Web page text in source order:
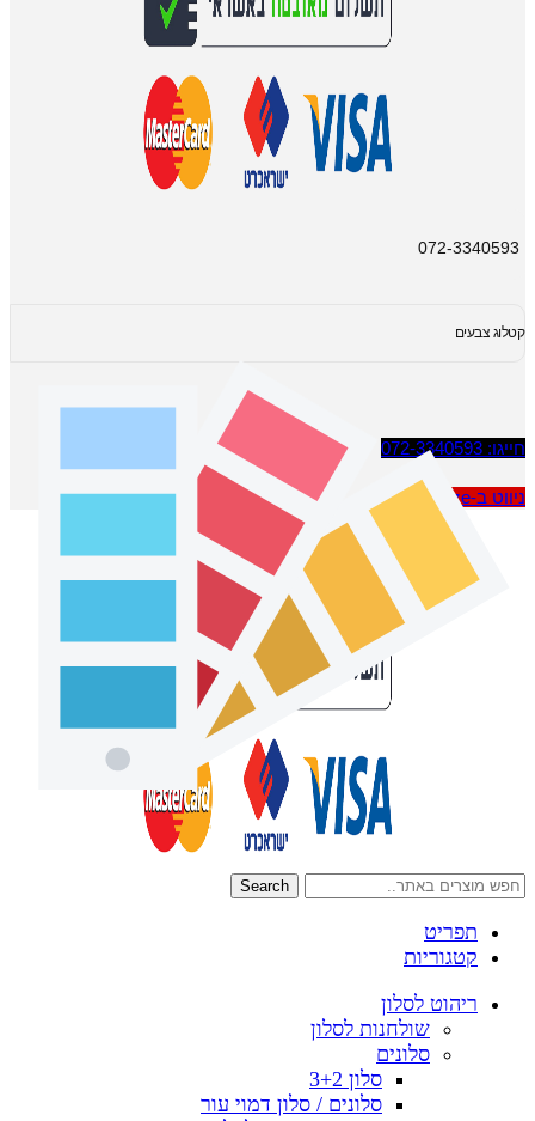
072-3340593
קטלוג צבעים
חייגו: 072-3340593
ניווט ב-Waze
© ריהוט אקספרס 2025 | כל הזכויות שמורות
Search
תפריט
קטגוריות
ריהוט לסלון
שולחנות לסלון
סלונים
סלון 3+2
סלונים / סלון דמוי עור